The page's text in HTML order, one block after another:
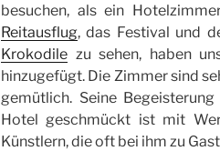
besuchen, als ein
Reitausflug, das Festival und
Krokodile zu sehen, haben
hinzugefügt. Die Zimmer sind
gemütlich. Seine
Hotel geschmückt ist mit
Künstlern, die oft bei ihm zu